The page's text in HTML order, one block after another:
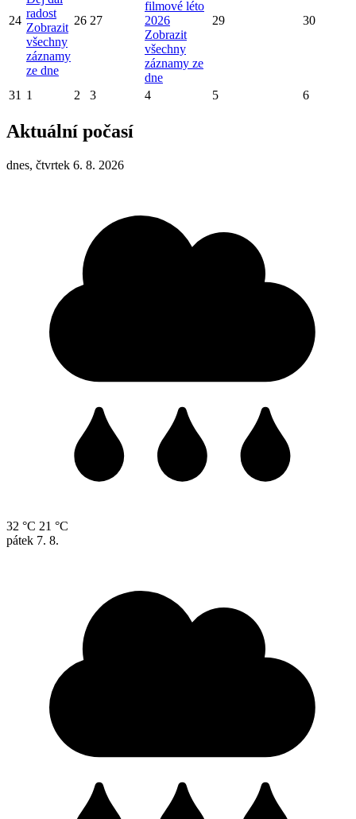
24
radost
Zobrazit
všechny
záznamy
ze dne
26 27
filmové léto
2026
Zobrazit
všechny
záznamy ze
dne
29 30
31 1 2 3 4 5 6
Aktuální počasí
dnes, čtvrtek 6. 8. 2026
32 °C 21 °C
pátek 7. 8.